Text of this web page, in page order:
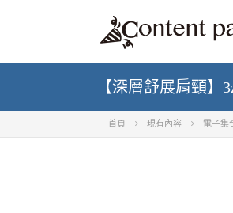
【深層舒展肩頸】
首頁 現有內容 電子集